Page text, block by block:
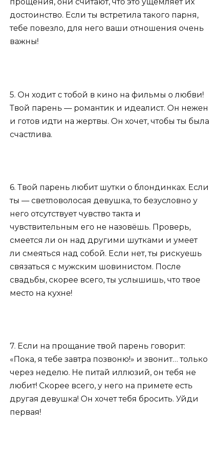
достоинство. Если ты встретила такого парня,
тебе повезло, для него ваши отношения очень
важны!
5. Он ходит с тобой в кино на фильмы о любви!
Твой парень — романтик и идеалист. Он нежен
и готов идти на жертвы. Он хочет, чтобы ты была
счастлива.
6. Твой парень любит шутки о блондинках. Если
ты — светловолосая девушка, то безусловно у
него отсутствует чувство такта и
чувствительным его не назовёшь. Проверь,
смеется ли он над другими шутками и умеет
ли смеяться над собой. Если нет, ты рискуешь
связаться с мужским шовинистом. После
свадьбы, скорее всего, ты услышишь, что твое
место на кухне!
7. Если на прощание твой парень говорит:
«Пока, я тебе завтра позвоню!» и звонит… только
через неделю. Не питай иллюзий, он тебя не
любит! Скорее всего, у него на примете есть
другая девушка! Он хочет тебя бросить. Уйди
первая!